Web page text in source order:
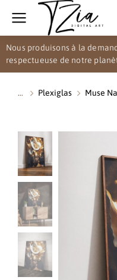
Nous produisons à la
respectueuse de notre
Vous êtes ici :
Plexiglas Muse